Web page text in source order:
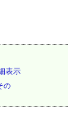
表示
の